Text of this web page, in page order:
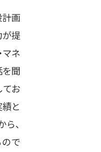
計画
が提
ネ
聞
てお
と
、
で